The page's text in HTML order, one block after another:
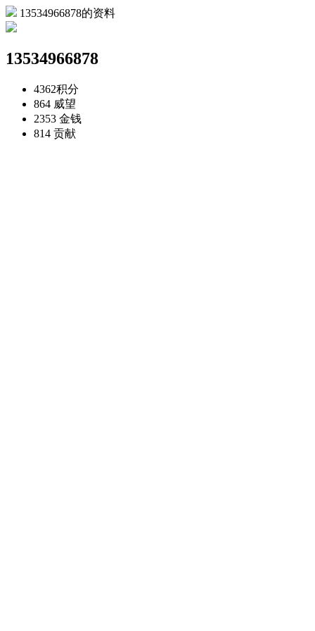
13534966878的资料
13534966878
4362积分
864 威望
2353 金钱
814 贡献